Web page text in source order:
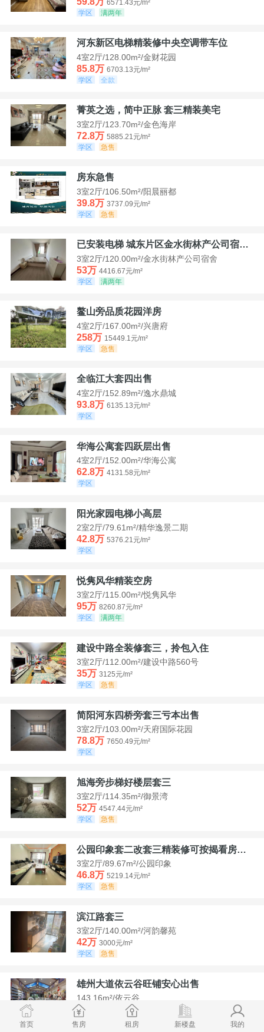
6571.43元/m²
学区
满两年
河东新区电梯精装修中央空调带车位
4室2厅/128.00m²/金财花园
85.8万 6703.13元/m²
学区
全款
菁英之选，简中正脉 套三精装美宅
3室2厅/123.70m²/金色海岸
72.8万 5885.21元/m²
学区
急售
房东急售
3室2厅/106.50m²/阳晨丽都
39.8万 3737.09元/m²
学区
急售
已安装电梯 城东片区金水街林产公司宿舍套三可看江景
3室2厅/120.00m²/金水街林产公司宿舍
53万 4416.67元/m²
学区
满两年
鳌山旁品质花园洋房
4室2厅/167.00m²/兴唐府
258万 15449.1元/m²
学区
急售
全临江大套四出售
4室2厅/152.89m²/逸水鼎城
93.8万 6135.13元/m²
学区
华海公寓套四跃层出售
4室2厅/152.00m²/华海公寓
62.8万 4131.58元/m²
学区
阳光家园电梯小高层
2室2厅/79.61m²/精华逸景二期
42.8万 5376.21元/m²
学区
悦隽风华精装空房
3室2厅/115.00m²/悦隽风华
95万 8260.87元/m²
学区
满两年
建设中路全装修套三，拎包入住
3室2厅/112.00m²/建设中路560号
35万 3125元/m²
学区
急售
简阳河东四桥旁套三亏本出售
3室2厅/103.00m²/天府国际花园
78.8万 7650.49元/m²
学区
旭海旁步梯好楼层套三
3室2厅/114.35m²/御景湾
52万 4547.44元/m²
学区
急售
公园印象套二改套三精装修可按揭看房方便
3室2厅/89.67m²/公园印象
46.8万 5219.14元/m²
学区
急售
滨江路套三
3室2厅/140.00m²/河韵馨苑
42万 3000元/m²
学区
急售
雄州大道依云谷旺铺安心出售
143.16m²/依云谷
178.8万
12489.52元/m²
学区
首页 售房 租房 新楼盘 我的